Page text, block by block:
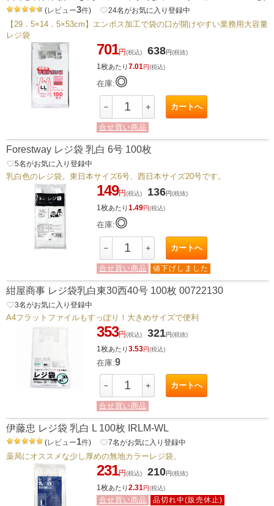
(レビュー3件) favorite_border24名がお気に入り登録中
【29．5×14．5×53cm】エンボス加工で袋の口が開けやすい業務用大容量
レジ袋
701円(税込) 638円(税抜)
1枚あたり7.01円(税込)
在庫:◎
－ ＋ カートへ
合せ買い商品
Forestway レジ袋 乳白 6号 100枚
favorite_border5名がお気に入り登録中
乳白色のレジ袋。東日本サイズ6号、西日本サイズ20号です。
149円(税込) 136円(税抜)
1枚あたり1.49円(税込)
在庫:◎
－ ＋ カートへ
合せ買い商品 値下げしました
紺屋商事 レジ袋乳白東30西40号 100枚 00722130
favorite_border3名がお気に入り登録中
A4フラットファイルもすっぽり！大きめサイズで便利
353円(税込) 321円(税抜)
1枚あたり3.53円(税込)
在庫:9
－ ＋ カートへ
合せ買い商品
伊藤忠 レジ袋 乳白 L 100枚 IRLM-WL
(レビュー1件) favorite_border7名がお気に入り登録中
薬局にオススメな少し厚めの無地カラーレジ袋。
231円(税込) 210円(税抜)
1枚あたり2.31円(税込)
合せ買い商品 品切れ中(販売休止)